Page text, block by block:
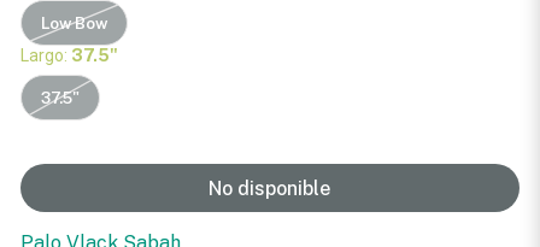
Low Bow
Largo: 37.5"
37.5"
No disponible